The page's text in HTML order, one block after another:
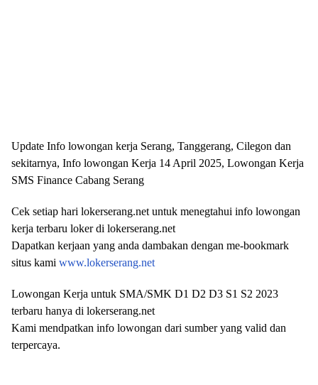
Update Info lowongan kerja Serang, Tanggerang, Cilegon dan
sekitarnya, Info lowongan Kerja 14 April 2025, Lowongan Kerja
SMS Finance Cabang Serang
Cek setiap hari lokerserang.net untuk menegtahui info lowongan
kerja terbaru loker di lokerserang.net
Dapatkan kerjaan yang anda dambakan dengan me-bookmark
situs kami www.lokerserang.net
Lowongan Kerja untuk SMA/SMK D1 D2 D3 S1 S2 2023
terbaru hanya di lokerserang.net
Kami mendpatkan info lowongan dari sumber yang valid dan
terpercaya.